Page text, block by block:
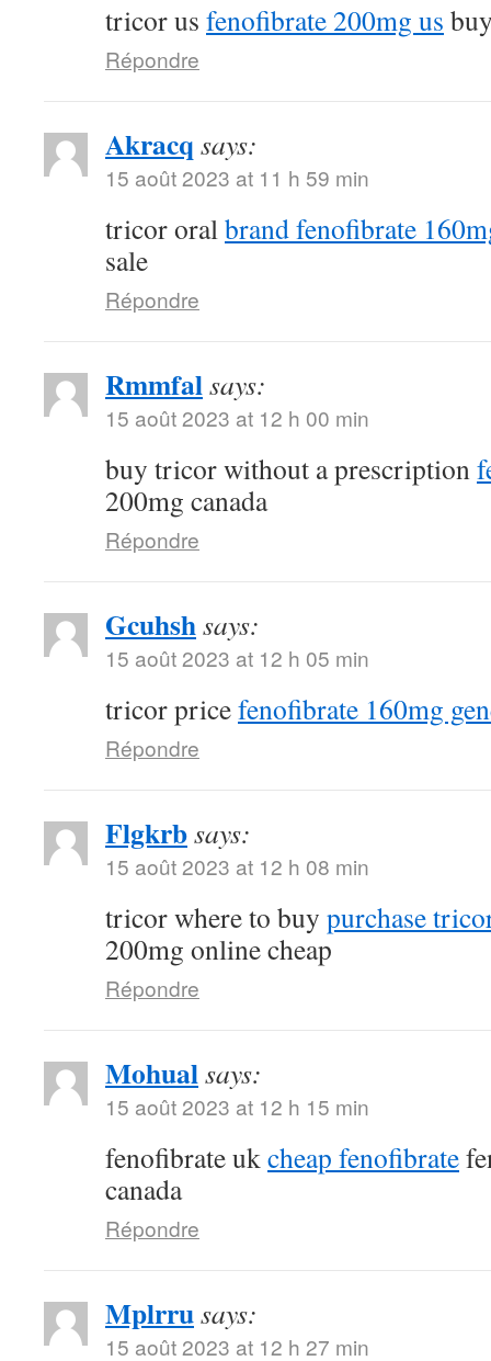
tricor us fenofibrate 200mg us
Répondre
Akracq says:
15 août 2023 at 11 h 59 min
tricor oralbrand fenofibrate
sale
Répondre
Rmmfalsays:
15 août 2023 at 12 h 00 min
buy tricor without a prescription
200mg canada
Répondre
Gcuhshsays:
15 août 2023 at 12 h 05 min
tricor pricefenofibrate 160mg
Répondre
Flgkrbsays:
15 août 2023 at 12 h 08 min
tricor where to buy purchase
200mg online cheap
Répondre
Mohualsays:
15 août 2023 at 12 h 15 min
fenofibrate ukcheap fenofibrate
canada
Répondre
Mplrrusays:
15 août 2023 at 12 h 27 min